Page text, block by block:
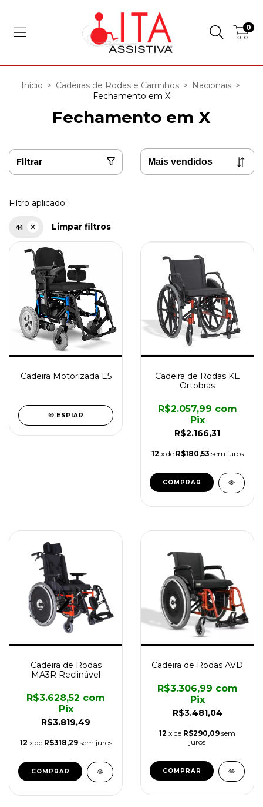
0
Início > Cadeiras de Rodas e Carrinhos > Nacionais >
Fechamento em X
Fechamento em X
Filtrar
Filtro aplicado:
44 Limpar filtros
Cadeira Motorizada E5
ESPIAR
Cadeira de Rodas KE
Ortobras
R$2.166,31
R$2.057,99 com
Pix
12 x de R$180,53 sem juros
COMPRAR
Cadeira de Rodas
MA3R Reclinável
R$3.819,49
R$3.628,52 com
Pix
12 x de R$318,29 sem juros
COMPRAR
Cadeira de Rodas AVD
R$3.481,04
R$3.306,99 com
Pix
12 x de R$290,09 sem
juros
COMPRAR